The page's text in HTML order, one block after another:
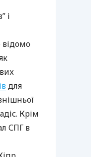
і
відомо
для
Крім
СПГ в